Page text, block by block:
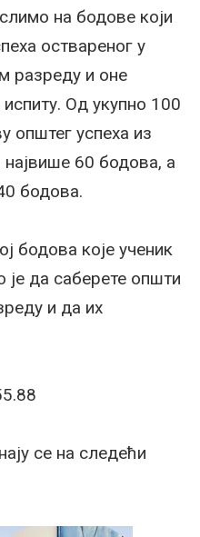
на бодове који
оствареног у
разреду и оне
Од укупно 100
општег успеха из
60 бодова, а
бодова.
бодова које ученик
је да саберете општи
и да их
се на следећи